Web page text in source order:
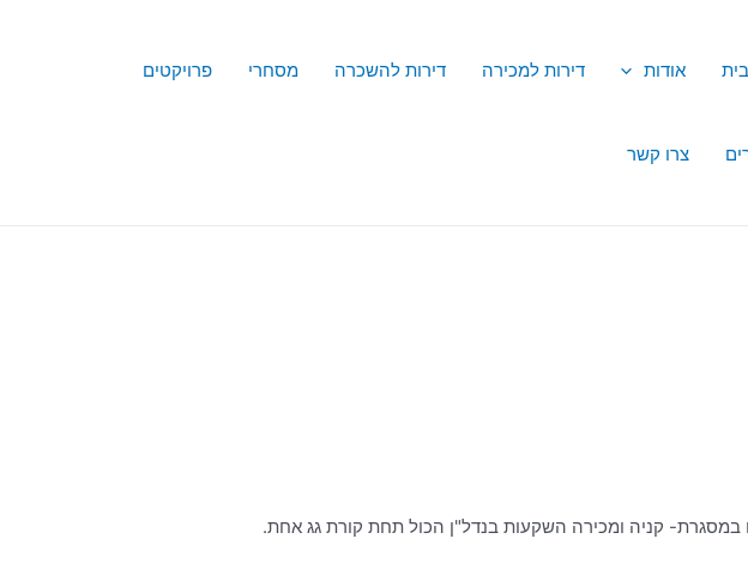
אודות דירות למכירה דירות להשכרה מסחרי פרויקטים
צרו קשר
במסגרת- קניה ומכירה השקעות בנדל"ן הכול תחת קורת גג אחת.